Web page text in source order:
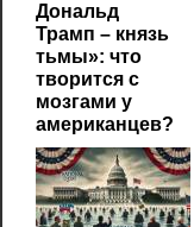
Дональд
Трамп – князь
тьмы»: что
творится с
мозгами у
американцев?